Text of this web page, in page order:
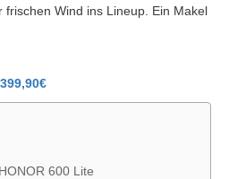
Wind ins Lineup. Ein Makel
600 Lite